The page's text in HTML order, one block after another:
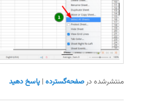
منتشرشده در صفحه‌گسترده |پاسخ دهید